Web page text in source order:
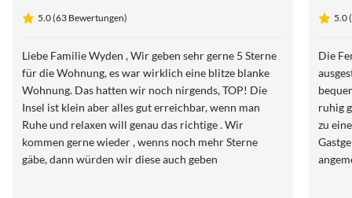
5.0 (63 Bewertungen)
Liebe Familie Wyden , Wir geben sehr gerne 5 Sterne
für die Wohnung, es war wirklich eine blitze blanke
Wohnung. Das hatten wir noch nirgends, TOP! Die
Insel ist klein aber alles gut erreichbar, wenn man
Ruhe und relaxen will genau das richtige . Wir
kommen gerne wieder , wenns noch mehr Sterne
gäbe, dann würden wir diese auch geben
5.0
Die
ruhig
zu